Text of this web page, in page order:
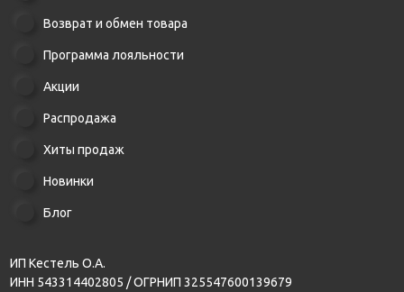
Возврат и обмен товара
Программа лояльности
Акции
Распродажа
Хиты продаж
Новинки
Блог
ИП Кестель О.А.
ИНН 543314402805 / ОГРНИП 325547600139679